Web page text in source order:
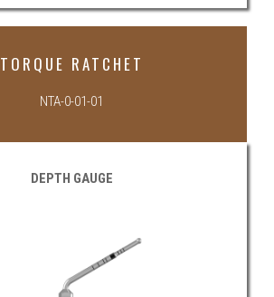
TORQUE RATCHET
NTA-0-01-01
DEPTH GAUGE